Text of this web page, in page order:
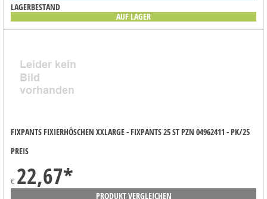
LAGERBESTAND
AUF LAGER
FIXPANTS FIXIERHÖSCHEN XXLARGE - FIXPANTS 25 ST PZN 04962411 - PK/25
PREIS
€ 22,67*
PRODUKT VERGLEICHEN